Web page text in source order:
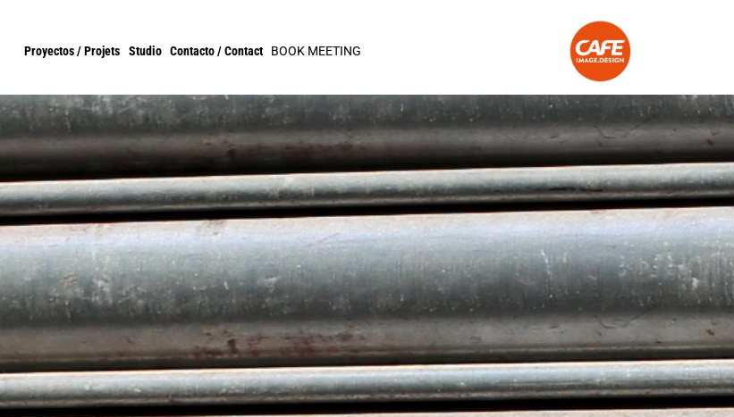
Proyectos / Projets Studio Contacto / Contact BOOK MEETING